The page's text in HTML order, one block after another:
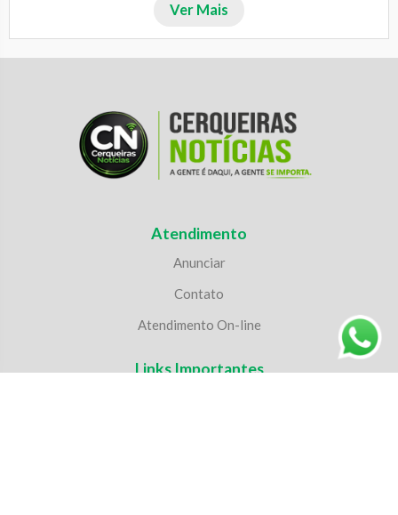
Ver Mais
Atendimento
Anunciar
Contato
Atendimento On-line
Links Importantes